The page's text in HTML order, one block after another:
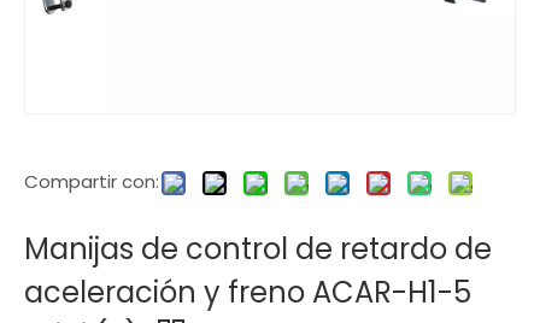
Compartir con:
Manijas de control de retardo de
aceleración y freno ACAR-H1-5